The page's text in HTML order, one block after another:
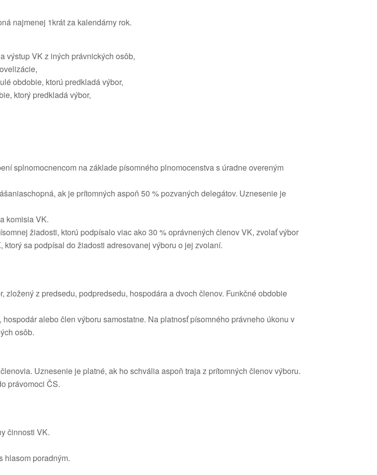
najmenej 1krát za kalendárny rok.
výstup VK z iných právnických osôb,
obdobie, ktorú predkladá výbor,
ktorý predkladá výbor,
splnomocnencom na základe písomného plnomocenstva s úradne overeným
ak je prítomných aspoň 50 % pozvaných delegátov. Uznesenie je
komisia VK.
žiadosti, ktorú podpísalo viac ako 30 % oprávnených členov VK, zvolať výbor
sa podpísal do žiadosti adresovanej výboru o jej zvolaní.
z predsedu, podpredsedu, hospodára a dvoch členov. Funkčné obdobie
alebo člen výboru samostatne. Na platnosť písomného právneho úkonu v
osôb.
Uznesenie je platné, ak ho schvália aspoň traja z prítomných členov výboru.
právomoci ČS.
činnosti VK.
hlasom poradným.